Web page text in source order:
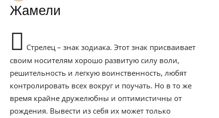
Жамели
Стрелец – знак зодиака. Этот знак присваивает
своим носителям хорошо развитую силу воли,
решительность и легкую воинственность, любят
контролировать всех вокруг и поучать. Но в то же
время крайне дружелюбны и оптимистичны от
рождения. Вывести из себя их может только